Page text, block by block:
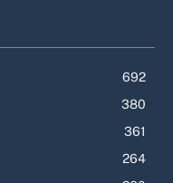
692
380
361
264